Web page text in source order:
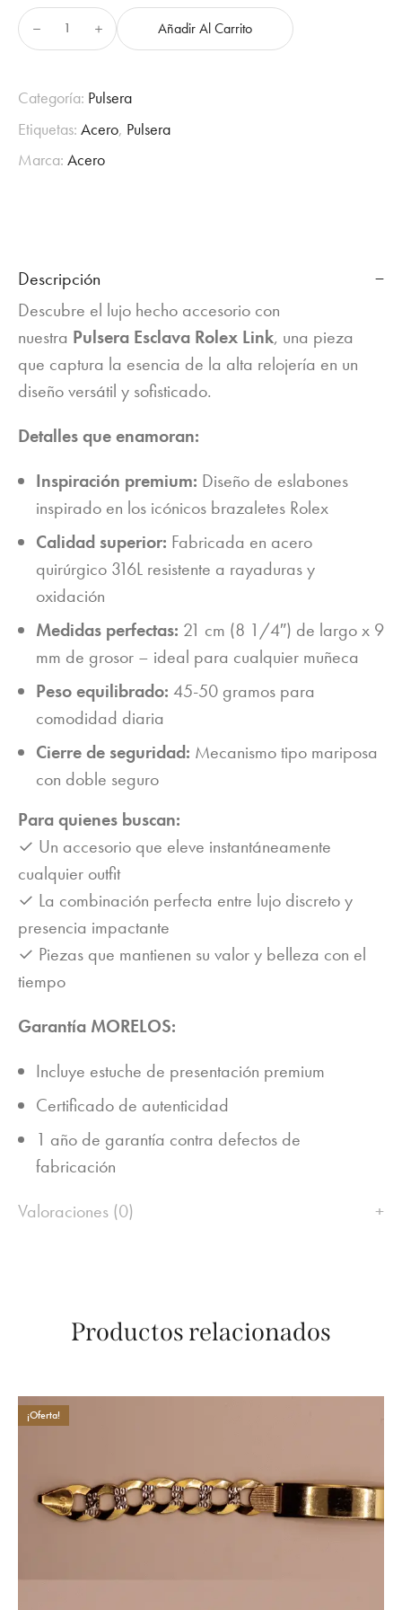
price
was:
$2,850.00.
price
is:
$2,570.00.
Pulsera
esclava
link
P
Añadir Al Carrito
Categoría: Pulsera
Etiquetas: Acero, Pulsera
Marca: Acero
Descripción
Descubre el lujo hecho accesorio con
nuestra Pulsera Esclava Rolex Link, una pieza
que captura la esencia de la alta relojería en un
diseño versátil y sofisticado.
Detalles que enamoran:
Inspiración premium: Diseño de eslabones
inspirado en los icónicos brazaletes Rolex
Calidad superior: Fabricada en acero
quirúrgico 316L resistente a rayaduras y
oxidación
Medidas perfectas: 21 cm (8 1/4″) de largo x 9
mm de grosor – ideal para cualquier muñeca
Peso equilibrado: 45-50 gramos para
comodidad diaria
Cierre de seguridad: Mecanismo tipo mariposa
con doble seguro
Para quienes buscan:
✓ Un accesorio que eleve instantáneamente
cualquier outfit
✓ La combinación perfecta entre lujo discreto y
presencia impactante
✓ Piezas que mantienen su valor y belleza con el
tiempo
Garantía MORELOS:
Incluye estuche de presentación premium
Certificado de autenticidad
1 año de garantía contra defectos de
fabricación
Valoraciones (0)
Productos relacionados
¡Oferta!